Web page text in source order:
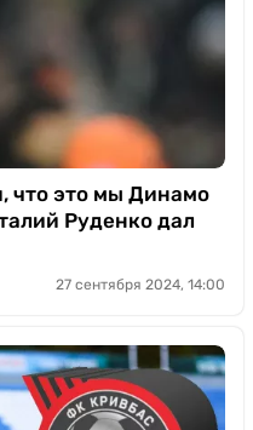
что это мы Динамо
Руденко дал
27 сентября 2024, 14:00